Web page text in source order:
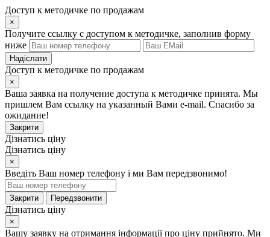
Доступ к методичке по продажам
×
Получите ссылку с доступом к методичке, заполнив форму
ниже
Надіслати
Доступ к методичке по продажам
×
Ваша заявка на получение доступа к методичке принята. Мы
пришлем Вам ссылку на указанный Вами e-mail. Спасибо за
ожидание!
Закрити
Дізнатись ціну
Дізнатись ціну
×
Введіть Ваш номер телефону і ми Вам передзвонимо!
Закрити Передзвонити
Дізнатись ціну
×
Вашу заявку на отримання інформації про ціну прийнято. Ми